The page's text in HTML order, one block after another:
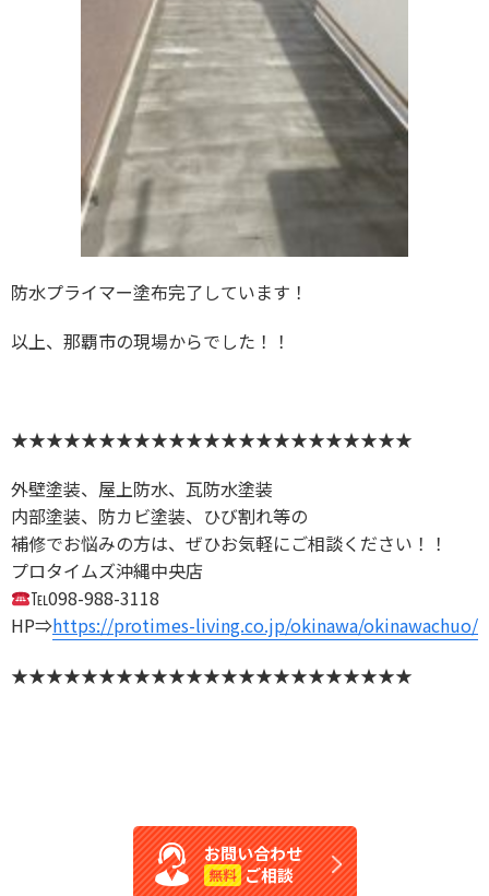
防水プライマー塗布完了しています！
以上、那覇市の現場からでした！！
★★★★★★★★★★★★★★★★★★★★★★★
外壁塗装、屋上防水、瓦防水塗装
内部塗装、防カビ塗装、ひび割れ等の
補修でお悩みの方は、ぜひお気軽にご相談ください！！
プロタイムズ沖縄中央店
℡098-988-3118
HP⇒https://protimes-living.co.jp/okinawa/okinawachuo/
★★★★★★★★★★★★★★★★★★★★★★★
お問い合わせ
無料 ご相談